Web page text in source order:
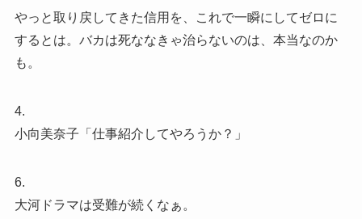
やっと取り戻してきた信用を、これで一瞬にしてゼロに
するとは。バカは死ななきゃ治らないのは、本当なのか
も。
4.
小向美奈子「仕事紹介してやろうか？」
6.
大河ドラマは受難が続くなぁ。